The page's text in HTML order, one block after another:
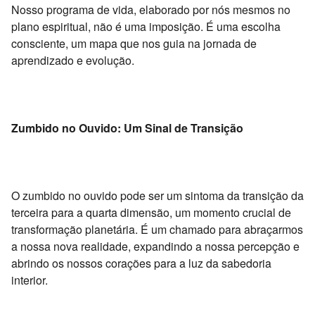
Nosso programa de vida, elaborado por nós mesmos no
plano espiritual, não é uma imposição. É uma escolha
consciente, um mapa que nos guia na jornada de
aprendizado e evolução.
Zumbido no Ouvido: Um Sinal de Transição
O zumbido no ouvido pode ser um sintoma da transição da
terceira para a quarta dimensão, um momento crucial de
transformação planetária. É um chamado para abraçarmos
a nossa nova realidade, expandindo a nossa percepção e
abrindo os nossos corações para a luz da sabedoria
interior.